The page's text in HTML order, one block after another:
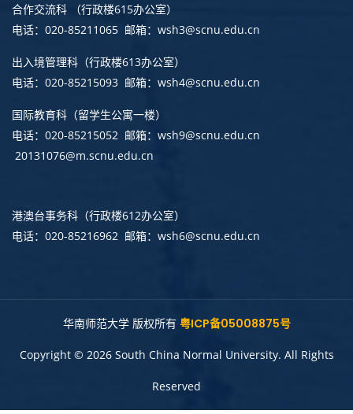
合作交流科 （行政楼615办公室）
电话：020-85211065 邮箱：wsh3@scnu.edu.cn
出入境管理科 （行政楼613办公室）
电话：020-85215093 邮箱：wsh4@scnu.edu.cn
国际教育科（留学生公寓一楼）
电话：020-85215052 邮箱：wsh9@scnu.edu.cn
20131076@m.scnu.edu.cn
港澳台事务科 （行政楼612办公室）
电话：020-85216962 邮箱：wsh6@scnu.edu.cn
华南师范大学 版权所有 粤ICP备05008875号
Copyright © 2026 South China Normal University. All Rights
Reserved